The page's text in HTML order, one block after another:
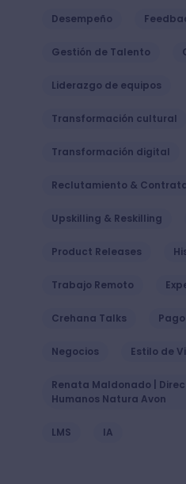
Desempeño
Gestión de Talento
Liderazgo de equipos
Transformación cultural
Transformación digital
Reclutamiento &
Upskilling & Reskilling
Product Releases
Trabajo Remoto
Crehana Talks
Negocios Estilo de
Renata Maldonado |
Humanos Natura Avon
LMS IA